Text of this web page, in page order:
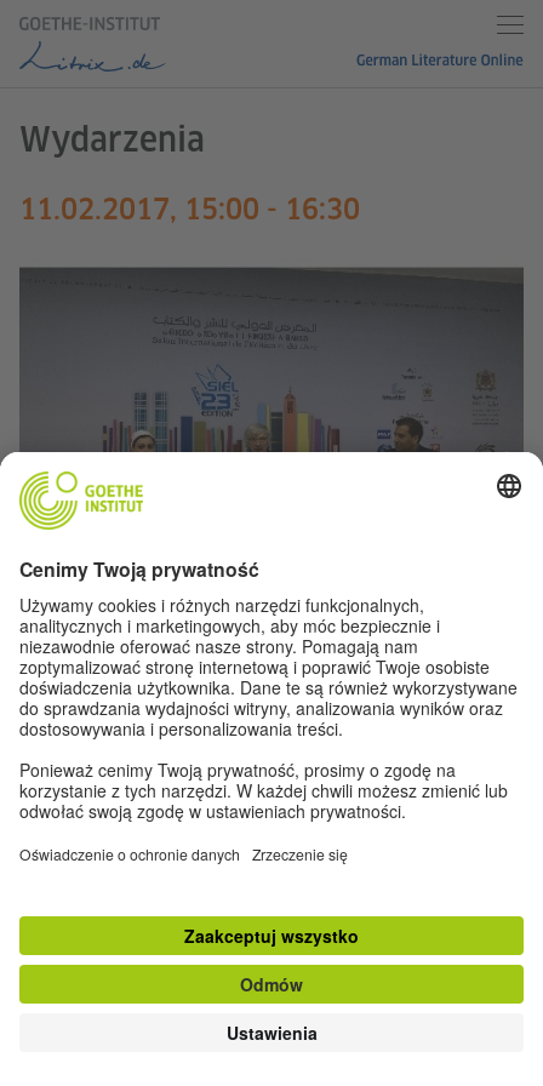
Wydarzenia
11.02.2017, 15:00 - 16:30
klasyczna wersja strony
Dane kontaktowe|Impressum|Ustawienia prywatności|Ochrona danych